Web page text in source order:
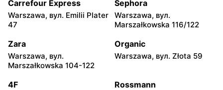
Cersanit
Sienkiewicza 17A
Cersanit
Kościuszki 16b
Cersanit Cersanit
Nowodworska 9
Carrefour Express
Warszawa, вул. Emilii Plater
47
Sephora
Warszawa, вул.
Marszałkowska 116/122
Zara
Warszawa, вул.
Marszałkowska 104-122
Organic
Warszawa, вул. Złota 59
4F Rossmann